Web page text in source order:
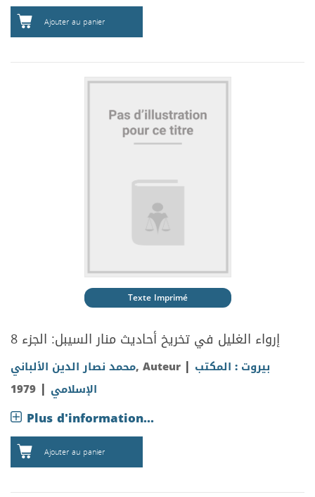
Ajouter au panier
Texte Imprimé
إرواء الغليل في تخريخ أحاديث منار السيبل: الجزء 8
محمد نصار الدين الألباني, Auteur | بيروت : المكتب
الإسلامي |
1979
Plus d'information...
Ajouter au panier